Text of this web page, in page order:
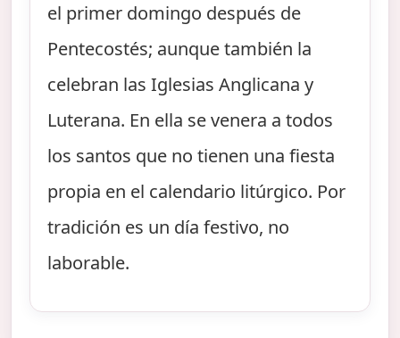
el primer domingo después de
Pentecostés; aunque también la
celebran las Iglesias Anglicana y
Luterana. En ella se venera a todos
los santos que no tienen una fiesta
propia en el calendario litúrgico. Por
tradición es un día festivo, no
laborable.